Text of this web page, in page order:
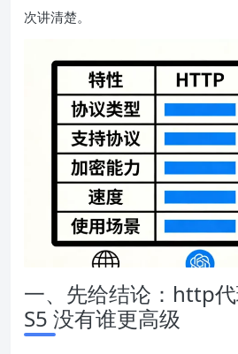
次讲清楚。
一、先给结论：http
S5 没有谁更高级